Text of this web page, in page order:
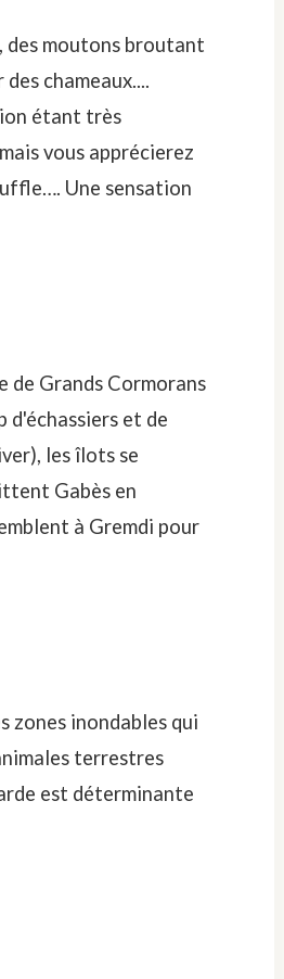
des moutons broutant
chameaux....
étant très
vous apprécierez
Une sensation
de Grands Cormorans
d'échassiers et de
les îlots se
Gabès en
à Gremdi pour
zones inondables qui
terrestres
est déterminante